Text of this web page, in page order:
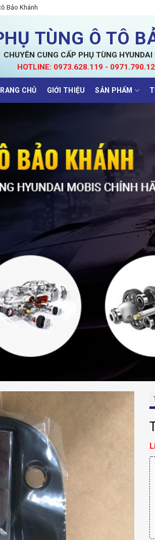
Bảo Khánh
TÙNG Ô TÔ
CHUYÊN CUNG CẤP PHỤ TÙNG
HOTLINE: 0973.628.119 -
CHỦ GIỚI THIỆU SẢN PHẨM